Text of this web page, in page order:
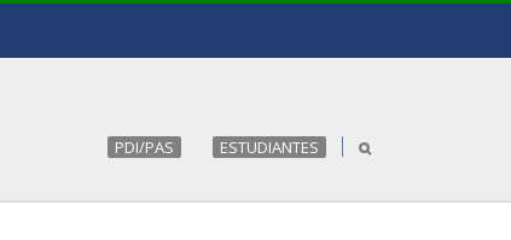
PDI/PAS ESTUDIANTES